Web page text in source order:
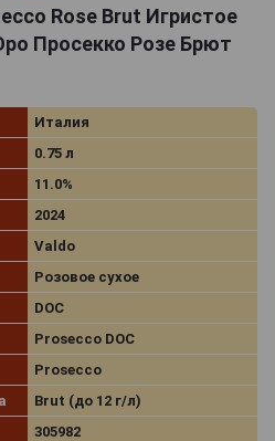
Rose Brut Игристое
Просекко Розе Брют
Италия
0.75 л
11.0%
2024
Valdo
Розовое сухое
DOC
Prosecco DOC
Prosecco
Brut (до 12 г/л)
305982